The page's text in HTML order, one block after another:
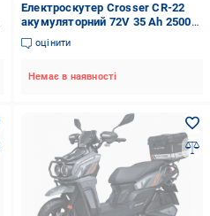
Електроскутер Crosser CR-22
акумуляторний 72V 35 Ah 2500W
Зелений (2104619490)
оцінити
Немає в наявності